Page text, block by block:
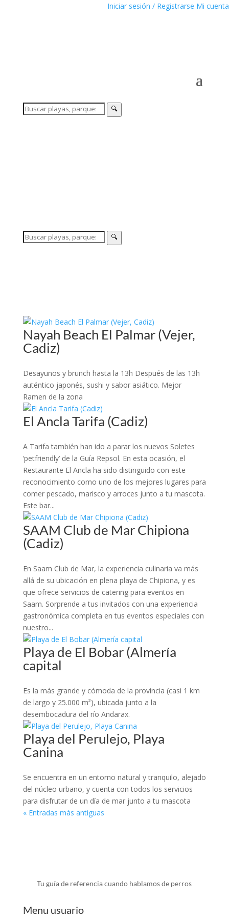
Iniciar sesión / Registrarse Mi cuenta
🔍
🔍
Nayah Beach El Palmar (Vejer,
Cadiz)
Desayunos y brunch hasta la 13h Después de las 13h
auténtico japonés, sushi y sabor asiático. Mejor
Ramen de la zona
El Ancla Tarifa (Cadiz)
A Tarifa también han ido a parar los nuevos Soletes
‘petfriendly’ de la Guía Repsol. En esta ocasión, el
Restaurante El Ancla ha sido distinguido con este
reconocimiento como uno de los mejores lugares para
comer pescado, marisco y arroces junto a tu mascota.
Este bar...
SAAM Club de Mar Chipiona
(Cadiz)
En Saam Club de Mar, la experiencia culinaria va más
allá de su ubicación en plena playa de Chipiona, y es
que ofrece servicios de catering para eventos en
Saam. Sorprende a tus invitados con una experiencia
gastronómica completa en tus eventos especiales con
nuestro...
Playa de El Bobar (Almería
capital
Es la más grande y cómoda de la provincia (casi 1 km
de largo y 25.000 m²), ubicada junto a la
desembocadura del río Andarax.
Playa del Perulejo, Playa
Canina
Se encuentra en un entorno natural y tranquilo, alejado
del núcleo urbano, y cuenta con todos los servicios
para disfrutar de un día de mar junto a tu mascota
« Entradas más antiguas
Tu guía de referencia cuando hablamos de perros
Menu usuario